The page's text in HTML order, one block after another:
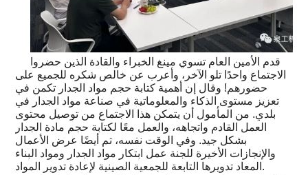
قدم الأمين العام تسوي مينغ الخبراء والقادة الذين حضروا
الاجتماع واحدًا تلو الآخر، وأعرب عن خالص شكره للجميع على
حضورهم! وقال إن أهمية كتابة حجم مواد الجدار تكمن في
تعزيز مستوى الذكاء والمعلوماتية في صناعة مواد الجدار في
بلدي. من المأمول أن يتمكن هذا الاجتماع من توصيل محتوى
العمل القادم واتجاهه، والعمل معًا لكتابة حجم مادة الجدار
بشكل جيد. وفي الوقت نفسه، تم أيضًا عرض الأعمال
والإنجازات الأخيرة للجنة عمل ابتكار مواد الجدار ومواد البناء
المعاد تدويرها التابعة للجمعية الصينية لإعادة تدوير المواد.